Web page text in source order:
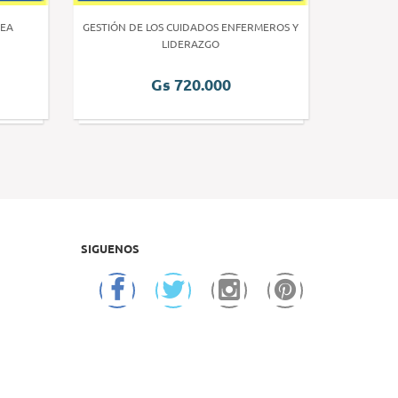
GESTIÓN DE LOS CUIDADOS ENFERMEROS Y
LIDERAZGO
Gs 720.000
SIGUENOS